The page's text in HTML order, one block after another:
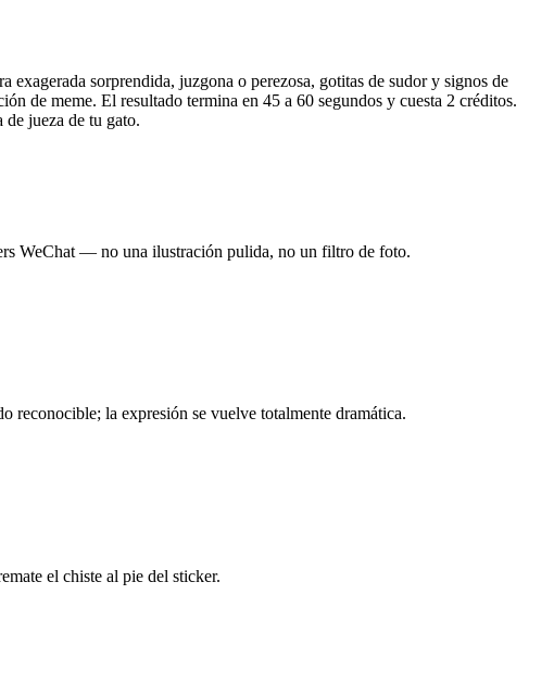
sorprendida, juzgona o perezosa, gotitas de sudor y signos de
de meme. El resultado termina en 45 a 60 segundos y cuesta 2 créditos.
jueza de tu gato.
WeChat — no una ilustración pulida, no un filtro de foto.
reconocible; la expresión se vuelve totalmente dramática.
el chiste al pie del sticker.